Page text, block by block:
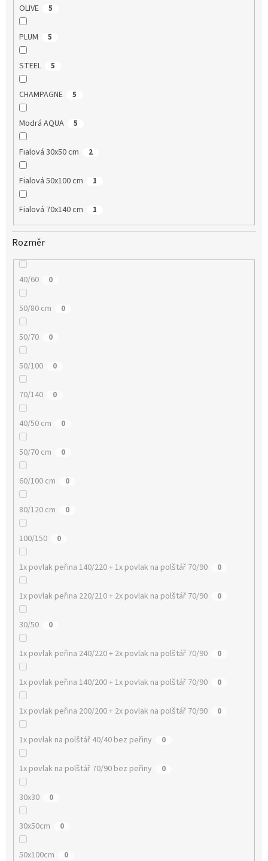
OLIVE 5
PLUM 5
STEEL 5
CHAMPAGNE 5
Modrá AQUA 5
Fialová 30x50 cm 2
Fialová 50x100 cm 1
Fialová 70x140 cm 1
Rozměr
40/60 0
50/80 cm 0
50/70 0
50/100 0
70/140 0
40/50 cm 0
50/70 cm 0
60/100 cm 0
80/120 cm 0
100/150 0
1x povlak peřina 140/220 + 1x povlak na polštář 70/90 0
1x povlak peřina 220/210 + 2x povlak na polštář 70/90 0
30/50 0
1x povlak peřina 240/220 + 2x povlak na polštář 70/90 0
1x povlak peřina 140/200 + 1x povlak na polštář 70/90 0
1x povlak peřina 200/200 + 2x povlak na polštář 70/90 0
1x povlak na polštář 40/40 bez peřiny 0
1x povlak na polštář 70/90 bez peřiny 0
30x30 0
30x50cm 0
50x100cm 0